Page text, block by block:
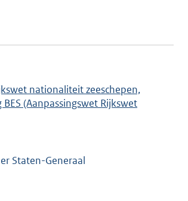
nationaliteit zeeschepen,
(Aanpassingswet Rijkswet
Staten-Generaal